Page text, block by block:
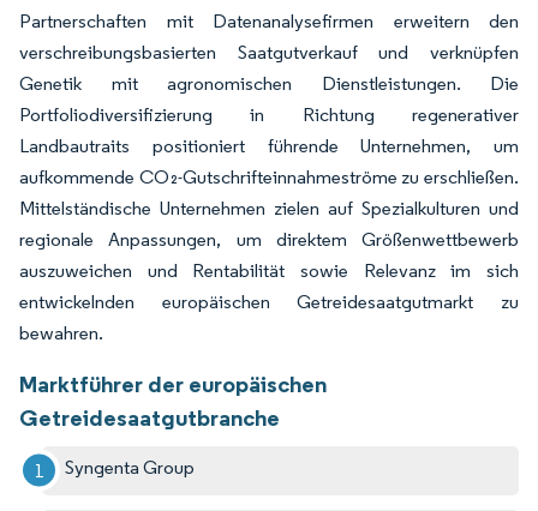
Partnerschaften mit Datenanalysefirmen erweitern den
verschreibungsbasierten Saatgutverkauf und verknüpfen
Genetik mit agronomischen Dienstleistungen. Die
Portfoliodiversifizierung in Richtung regenerativer
Landbautraits positioniert führende Unternehmen, um
aufkommende CO₂-Gutschrifteinnahmeströme zu erschließen.
Mittelständische Unternehmen zielen auf Spezialkulturen und
regionale Anpassungen, um direktem Größenwettbewerb
auszuweichen und Rentabilität sowie Relevanz im sich
entwickelnden europäischen Getreidesaatgutmarkt zu
bewahren.
Marktführer der europäischen
Getreidesaatgutbranche
Syngenta Group